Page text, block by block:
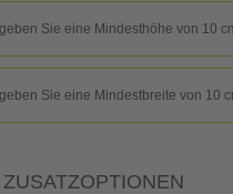
Sie eine Mindesthöhe von 10
Sie eine Mindestbreite von 10
ZUSATZOPTIONEN